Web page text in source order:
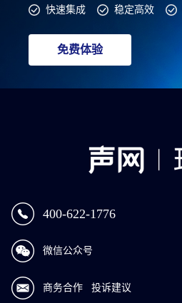
快速集成 稳定高效
免费体验
400-622-1776
微信公众号
商务合作 投诉建议